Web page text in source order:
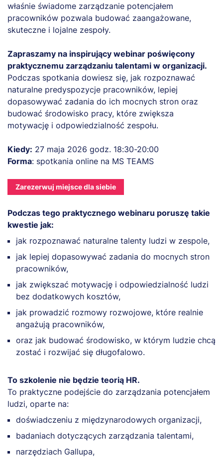
właśnie świadome zarządzanie potencjałem
pracowników pozwala budować zaangażowane,
skuteczne i lojalne zespoły.
Zapraszamy na inspirujący webinar poświęcony
praktycznemu zarządzaniu talentami w organizacji.
Podczas spotkania dowiesz się, jak rozpoznawać
naturalne predyspozycje pracowników, lepiej
dopasowywać zadania do ich mocnych stron oraz
budować środowisko pracy, które zwiększa
motywację i odpowiedzialność zespołu.
Kiedy: 27 maja 2026 godz. 18:30-20:00
Forma: spotkania online na MS TEAMS
Zarezerwuj miejsce dla siebie
Podczas tego praktycznego webinaru poruszę takie
kwestie jak:
jak rozpoznawać naturalne talenty ludzi w zespole,
jak lepiej dopasowywać zadania do mocnych stron
pracowników,
jak zwiększać motywację i odpowiedzialność ludzi
bez dodatkowych kosztów,
jak prowadzić rozmowy rozwojowe, które realnie
angażują pracowników,
oraz jak budować środowisko, w którym ludzie chcą
zostać i rozwijać się długofalowo.
To szkolenie nie będzie teorią HR.
To praktyczne podejście do zarządzania potencjałem
ludzi, oparte na:
doświadczeniu z międzynarodowych organizacji,
badaniach dotyczących zarządzania talentami,
narzędziach Gallupa,